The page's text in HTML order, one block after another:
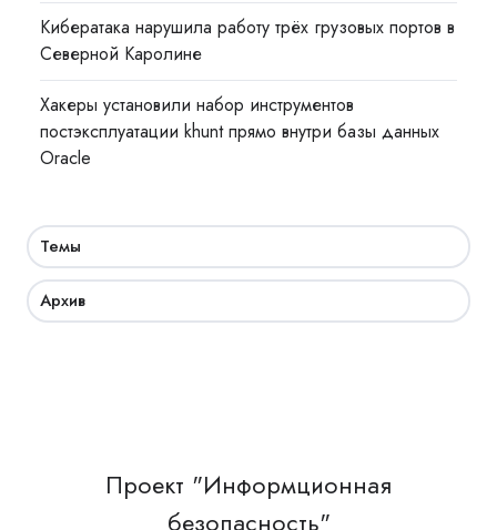
Кибератака нарушила работу трёх грузовых портов в
Северной Каролине
Хакеры установили набор инструментов
постэксплуатации khunt прямо внутри базы данных
Oracle
Темы
Архив
Проект "Информционная
безопасность"